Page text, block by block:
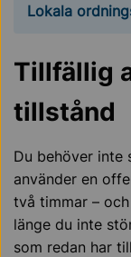
Lokala
Tillfällig
tillstånd
Du behöver inte
använder en
två timmar –
länge du inte
som redan har